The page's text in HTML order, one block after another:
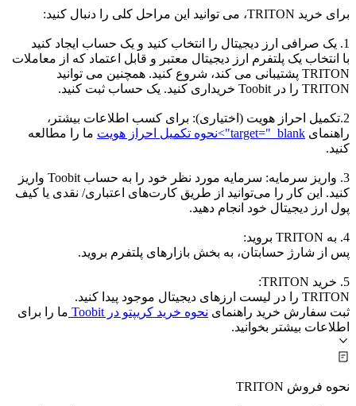
برای خرید TRITON، می توانید این مراحل کلی را دنبال کنید:
1. یک صرافی ارز دیجیتال را انتخاب کنید و یک حساب ایجاد کنید
با انتخاب یک پلتفرم ارز دیجیتال معتبر و قابل اعتماد که از معاملات
TRITON پشتیبانی می کند، شروع کنید. همچنین می توانید
TRITON را در Toobit خریداری کنید. یک حساب ثبت کنید.
2.تکمیل احراز هویت (اختیاری): برای کسب اطلاعات بیشتر،
راهنمای target="_blank">نحوه تکمیل احراز هویت
ما را مطالعه
کنید.
3. واریز سرمایه: سرمایه مورد نظر خود را به حساب Toobit واریز
کنید. این کار را می‌توانید از طریق کارت‌های اعتباری/ نقدی یا کیف
پول ارز دیجیتال خود انجام دهید.
4. به TRITON بروید:
پس از شارژ حسابتان، به بخش بازارهای پلتفرم بروید.
5. خرید TRITON:
TRITON را در لیست ارزهای دیجیتال موجود پیدا کنید.
ثبت سفارش خرید راهنمای نحوه خرید کریپتو در Toobit
ما را برای
اطلاعات بیشتر بخوانید.
نحوه فروش TRITON